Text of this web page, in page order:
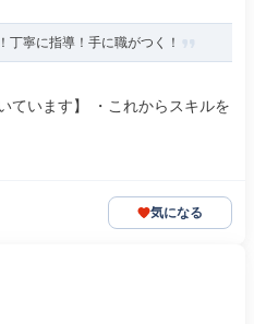
丁寧に指導！手に職がつく！
ています】 ・これからスキルを
気になる